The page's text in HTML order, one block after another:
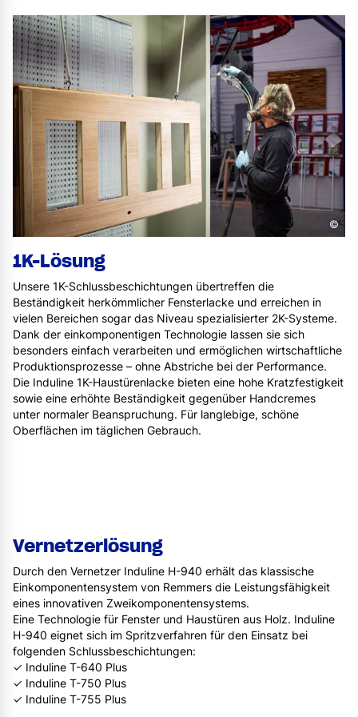
1K-Lösung
Unsere 1K-Schlussbeschichtungen übertreffen die
Beständigkeit herkömmlicher Fensterlacke und erreichen in
vielen Bereichen sogar das Niveau spezialisierter 2K-Systeme.
Dank der einkomponentigen Technologie lassen sie sich
besonders einfach verarbeiten und ermöglichen wirtschaftliche
Produktionsprozesse – ohne Abstriche bei der Performance.
Die Induline 1K-Haustürenlacke bieten eine hohe Kratzfestigkeit
sowie eine erhöhte Beständigkeit gegenüber Handcremes
unter normaler Beanspruchung. Für langlebige, schöne
Oberflächen im täglichen Gebrauch.
©
Vernetzerlösung
Durch den Vernetzer Induline H-940 erhält das klassische
Einkomponentensystem von Remmers die Leistungsfähigkeit
eines innovativen Zweikomponentensystems.
Eine Technologie für Fenster und Haustüren aus Holz. Induline
H-940 eignet sich im Spritzverfahren für den Einsatz bei
folgenden Schlussbeschichtungen:
✓ Induline T-640 Plus
✓ Induline T-750 Plus
✓ Induline T-755 Plus